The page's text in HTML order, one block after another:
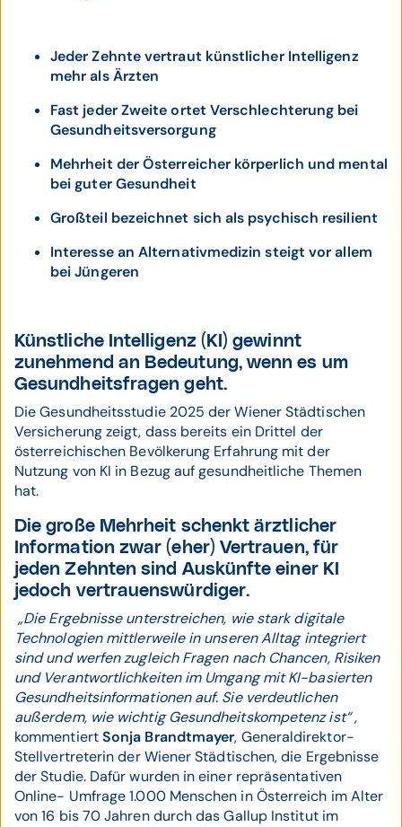
Jeder Zehnte vertraut künstlicher Intelligenz
mehr als Ärzten
Fast jeder Zweite ortet Verschlechterung bei
Gesundheitsversorgung
Mehrheit der Österreicher körperlich und mental
bei guter Gesundheit
Großteil bezeichnet sich als psychisch resilient
Interesse an Alternativmedizin steigt vor allem
bei Jüngeren
Künstliche Intelligenz (KI) gewinnt
zunehmend an Bedeutung, wenn es um
Gesundheitsfragen geht.
Die Gesundheitsstudie 2025 der Wiener Städtischen
Versicherung zeigt, dass bereits ein Drittel der
österreichischen Bevölkerung Erfahrung mit der
Nutzung von KI in Bezug auf gesundheitliche Themen
hat.
Die große Mehrheit schenkt ärztlicher
Information zwar (eher) Vertrauen, für
jeden Zehnten sind Auskünfte einer KI
jedoch vertrauenswürdiger.
„Die Ergebnisse unterstreichen, wie stark digitale
Technologien mittlerweile in unseren Alltag integriert
sind und werfen zugleich Fragen nach Chancen, Risiken
und Verantwortlichkeiten im Umgang mit KI-basierten
Gesundheitsinformationen auf. Sie verdeutlichen
außerdem, wie wichtig Gesundheitskompetenz ist“ ,
kommentiertSonja Brandtmayer, Generaldirektor-
Stellvertreterin der Wiener Städtischen, die Ergebnisse
der Studie. Dafür wurden in einer repräsentativen
Online- Umfrage 1.000 Menschen in Österreich im Alter
von 16 bis 70 Jahren durch das Gallup Institut im